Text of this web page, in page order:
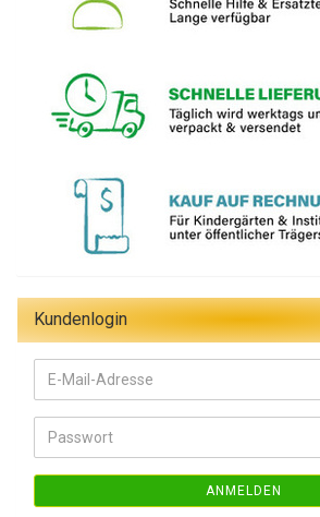
Kundenlogin
E-
Mail-
Adresse
Passwort
ANMELDEN